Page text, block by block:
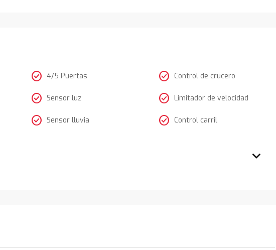
check_circle 4/5 Puertas
check_circle Sensor luz
check_circle Sensor lluvia
check_circle Control de crucero
check_circle Limitador de velocidad
check_circle Control carril